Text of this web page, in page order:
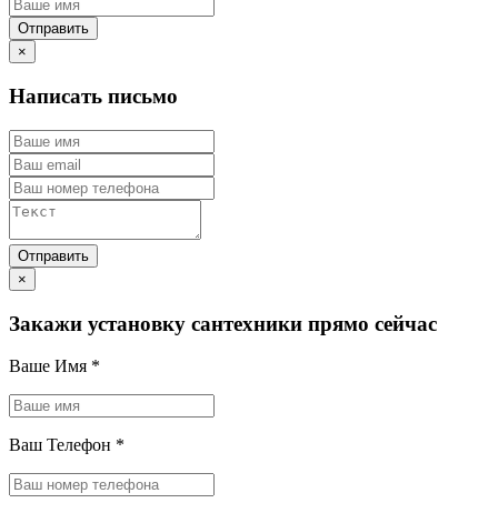
×
Написать письмо
×
Закажи установку сантехники прямо сейчас
Ваше Имя *
Ваш Телефон *